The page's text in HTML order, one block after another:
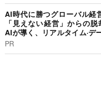
AI時代に勝つグローバル経
「見えない経営」からの
AIが導く、リアルタイム·デ
PR